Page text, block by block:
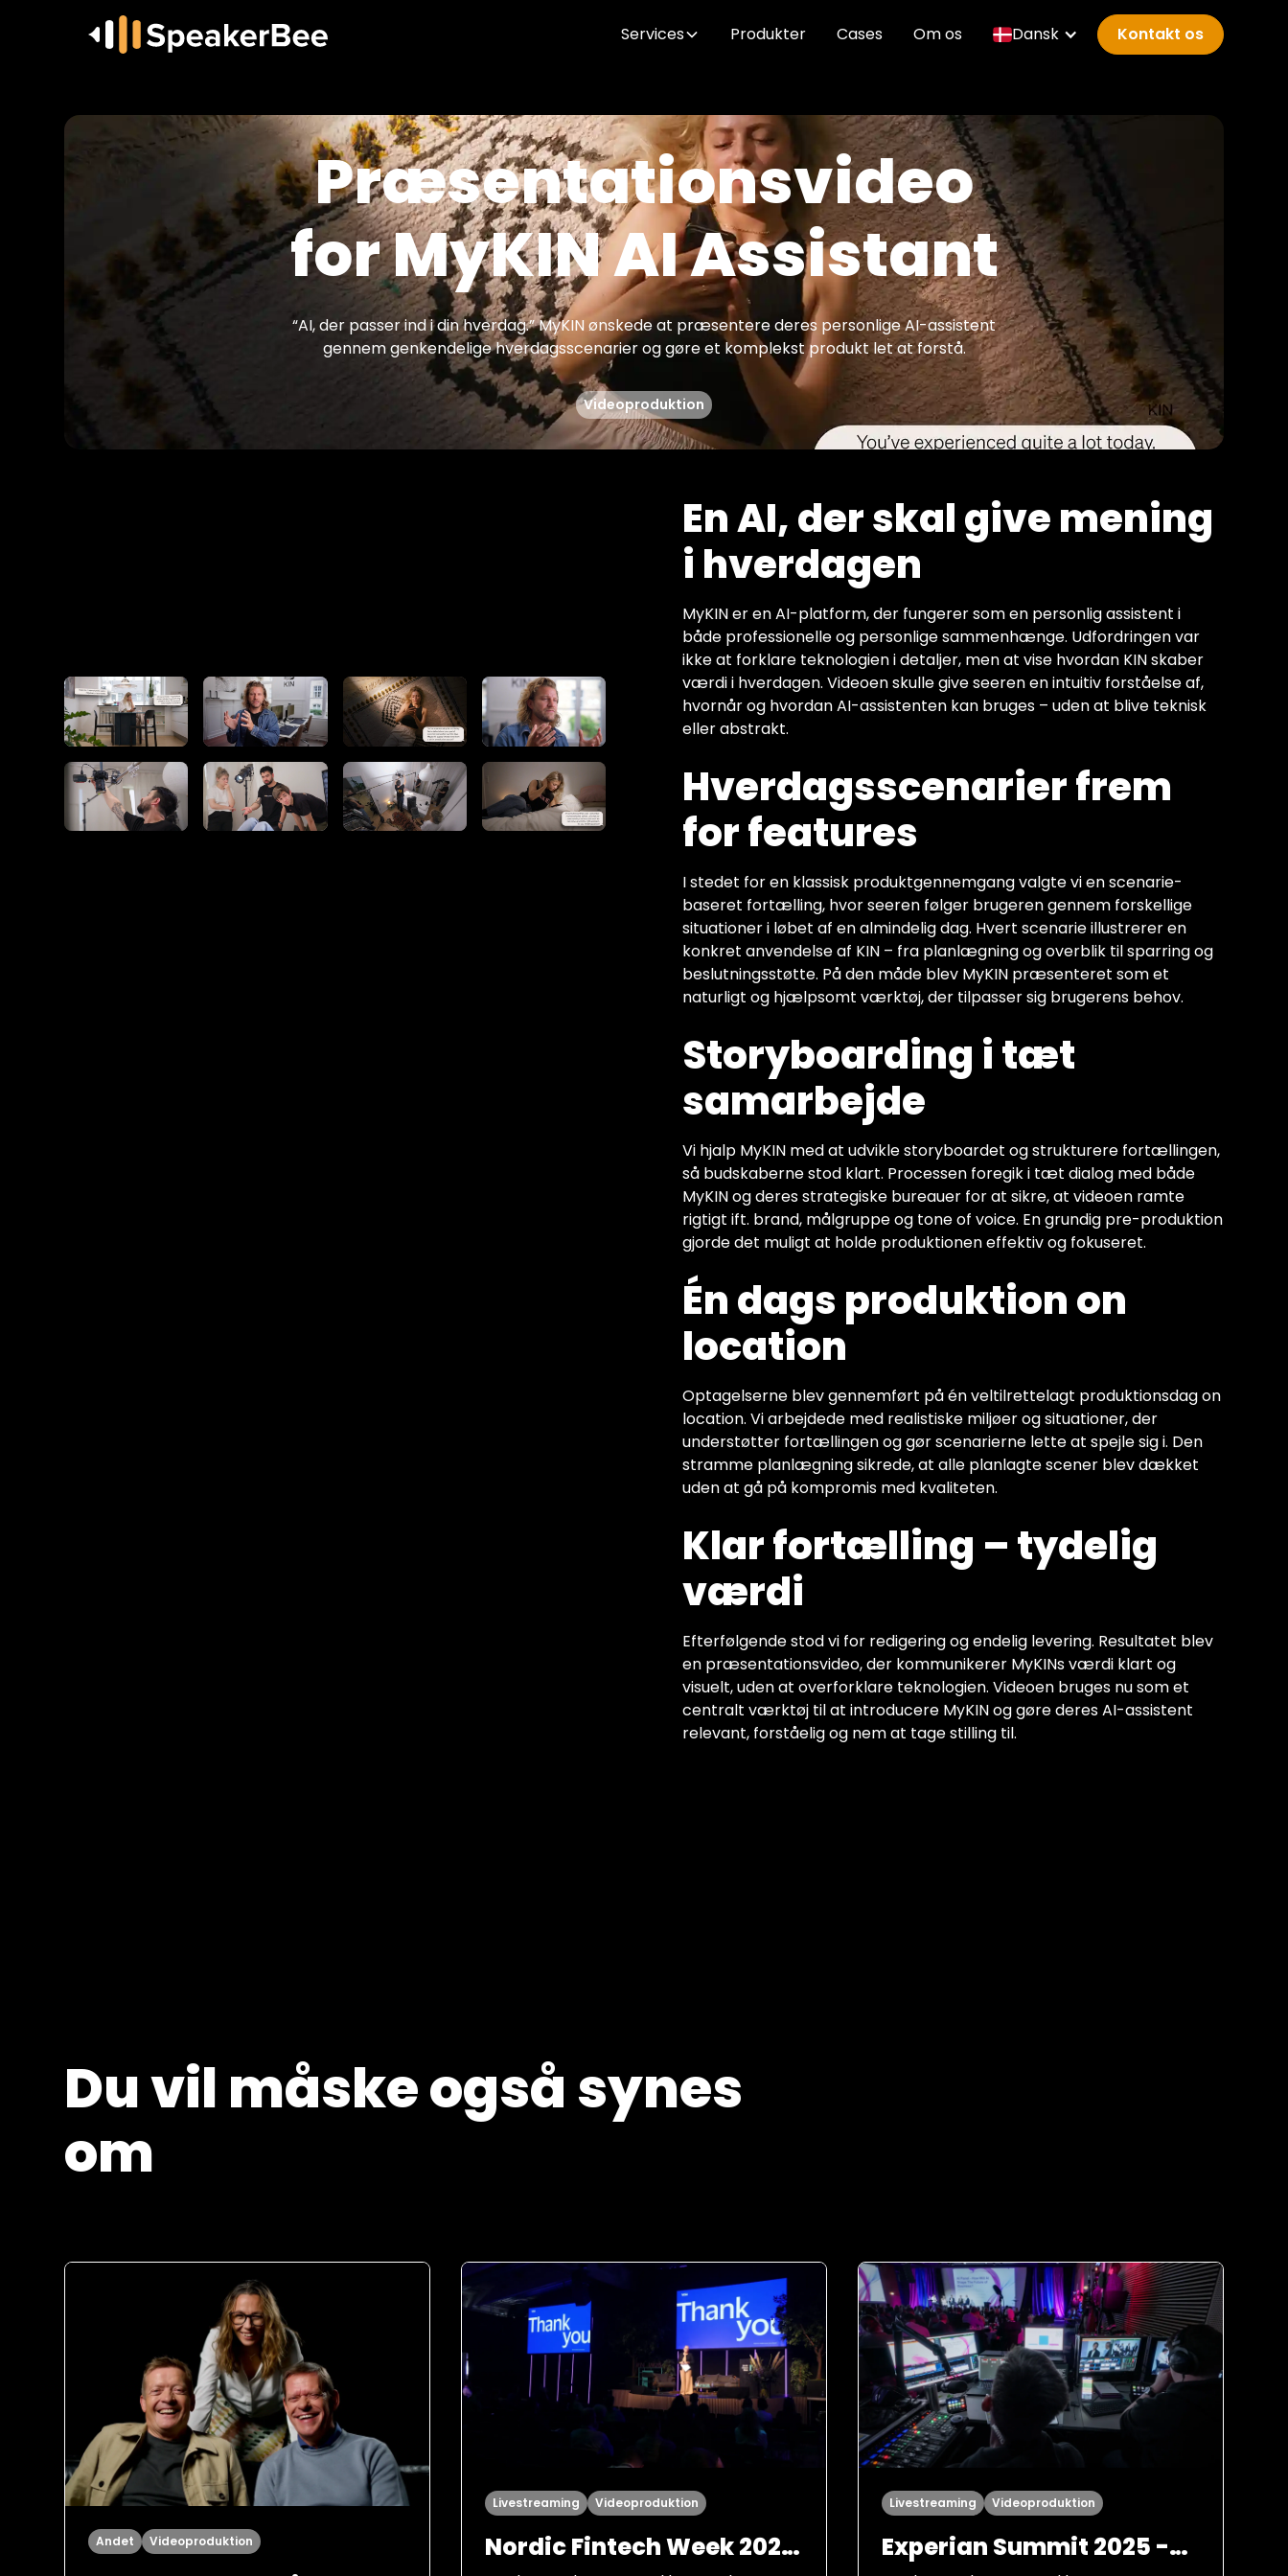
Services Produkter Cases Om os Dansk Kontakt os
Præsentationsvideo
for MyKIN AI Assistant
“AI, der passer ind i din hverdag.” MyKIN ønskede at præsentere deres personlige AI-assistent
gennem genkendelige hverdagsscenarier og gøre et komplekst produkt let at forstå.
Videoproduktion
En AI, der skal give mening
i hverdagen
MyKIN er en AI-platform, der fungerer som en personlig assistent i
både professionelle og personlige sammenhænge. Udfordringen var
ikke at forklare teknologien i detaljer, men at vise hvordan KIN skaber
værdi i hverdagen. Videoen skulle give seeren en intuitiv forståelse af,
hvornår og hvordan AI-assistenten kan bruges – uden at blive teknisk
eller abstrakt.
Hverdagsscenarier frem
for features
I stedet for en klassisk produktgennemgang valgte vi en scenarie-
baseret fortælling, hvor seeren følger brugeren gennem forskellige
situationer i løbet af en almindelig dag. Hvert scenarie illustrerer en
konkret anvendelse af KIN – fra planlægning og overblik til sparring og
beslutningsstøtte. På den måde blev MyKIN præsenteret som et
naturligt og hjælpsomt værktøj, der tilpasser sig brugerens behov.
Storyboarding i tæt
samarbejde
Vi hjalp MyKIN med at udvikle storyboardet og strukturere fortællingen,
så budskaberne stod klart. Processen foregik i tæt dialog med både
MyKIN og deres strategiske bureauer for at sikre, at videoen ramte
rigtigt ift. brand, målgruppe og tone of voice. En grundig pre-produktion
gjorde det muligt at holde produktionen effektiv og fokuseret.
Én dags produktion on
location
Optagelserne blev gennemført på én veltilrettelagt produktionsdag on
location. Vi arbejdede med realistiske miljøer og situationer, der
understøtter fortællingen og gør scenarierne lette at spejle sig i. Den
stramme planlægning sikrede, at alle planlagte scener blev dækket
uden at gå på kompromis med kvaliteten.
Klar fortælling – tydelig
værdi
Efterfølgende stod vi for redigering og endelig levering. Resultatet blev
en præsentationsvideo, der kommunikerer MyKINs værdi klart og
visuelt, uden at overforklare teknologien. Videoen bruges nu som et
centralt værktøj til at introducere MyKIN og gøre deres AI-assistent
relevant, forståelig og nem at tage stilling til.
Du vil måske også synes
om
Andet Videoproduktion
Livestreaming Videoproduktion
Nordic Fintech Week 2025
Livestreaming Videoproduktion
Experian Summit 2025 -